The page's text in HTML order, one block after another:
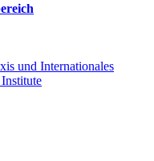
und Internationales